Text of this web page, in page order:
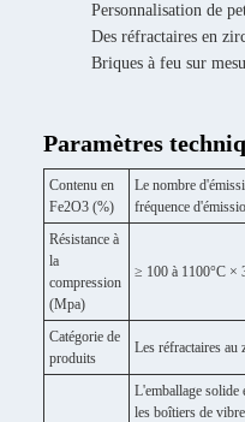
Personnalisation de
Des réfractaires en
Briques à feu sur
Paramètres
Contenu en
Fe2O3 (%)
Le nombre
fréquence
Résistance à
la
compression
(Mpa)
≥ 100 à 1100°C ×
Catégorie de
produits
Les réfractaires au
L'emballage solide
les boîtiers de